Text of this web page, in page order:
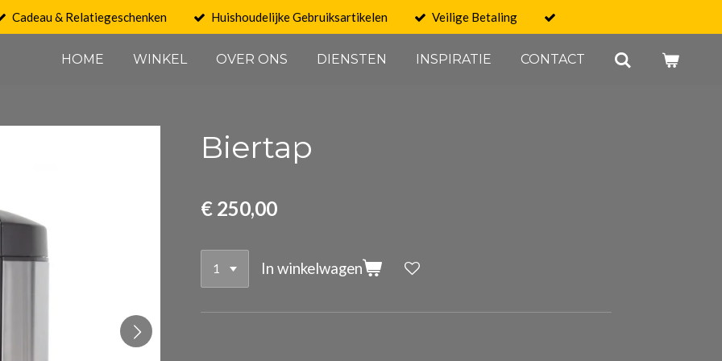
Cadeau & Relatiegeschenken Huishoudelijke Gebruiksartikelen Veilige Betaling
HOME WINKEL OVER ONS DIENSTEN INSPIRATIE CONTACT
Biertap
€ 250,00
In winkelwagen